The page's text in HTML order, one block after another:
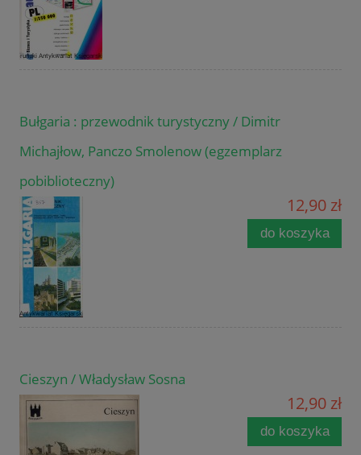
Bułgaria : przewodnik turystyczny / Dimitr
Michajłow, Panczo Smolenow (egzemplarz
pobiblioteczny)
12,90 zł
do koszyka
Cieszyn / Władysław Sosna
12,90 zł
do koszyka